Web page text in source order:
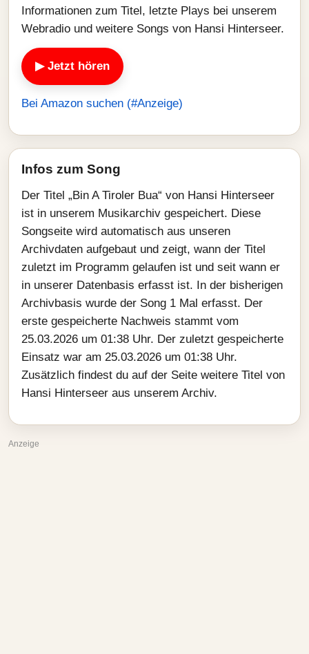
Informationen zum Titel, letzte Plays bei unserem
Webradio und weitere Songs von Hansi Hinterseer.
▶ Jetzt hören
Bei Amazon suchen (#Anzeige)
Infos zum Song
Der Titel „Bin A Tiroler Bua“ von Hansi Hinterseer
ist in unserem Musikarchiv gespeichert. Diese
Songseite wird automatisch aus unseren
Archivdaten aufgebaut und zeigt, wann der Titel
zuletzt im Programm gelaufen ist und seit wann er
in unserer Datenbasis erfasst ist. In der bisherigen
Archivbasis wurde der Song 1 Mal erfasst. Der
erste gespeicherte Nachweis stammt vom
25.03.2026 um 01:38 Uhr. Der zuletzt gespeicherte
Einsatz war am 25.03.2026 um 01:38 Uhr.
Zusätzlich findest du auf der Seite weitere Titel von
Hansi Hinterseer aus unserem Archiv.
Anzeige